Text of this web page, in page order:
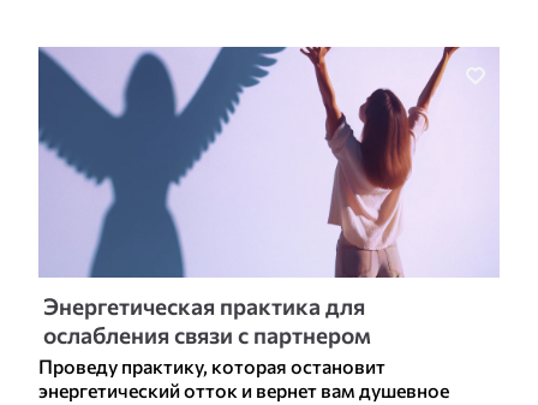
Энергетическая практика для
ослабления связи с партнером
Проведу практику, которая остановит
энергетический отток и вернет вам душевное